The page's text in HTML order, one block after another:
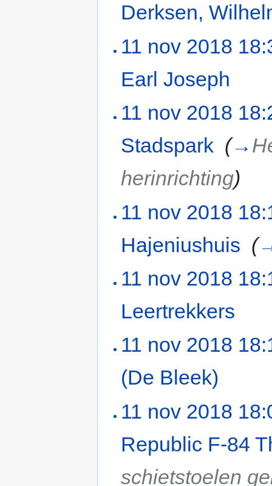
Derksen,
11 nov 2018
Earl Joseph
11 nov 2018
Stadspark (→
herinrichting)
11 nov 2018
Hajeniushuis (
11 nov 2018
Leertrekkers
11 nov 2018
(De Bleek)
11 nov 2018
Republic F-84
schietstoelen